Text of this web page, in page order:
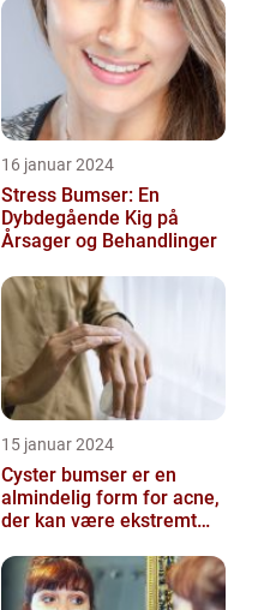
16 januar 2024
Stress Bumser: En
Dybdegående Kig på
Årsager og Behandlinger
15 januar 2024
Cyster bumser er en
almindelig form for acne,
der kan være ekstremt
belastende for d...